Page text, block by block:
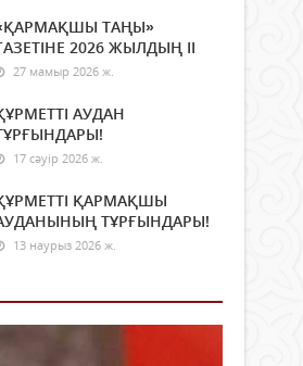
ТАҢЫ»
2026 ЖЫЛДЫҢ ІI
27 мамыр 2026 ж.
АУДАН
17 сәуір 2026 ж.
ҚАРМАҚШЫ
ТҰРҒЫНДАРЫ!
13 наурыз 2026 ж.